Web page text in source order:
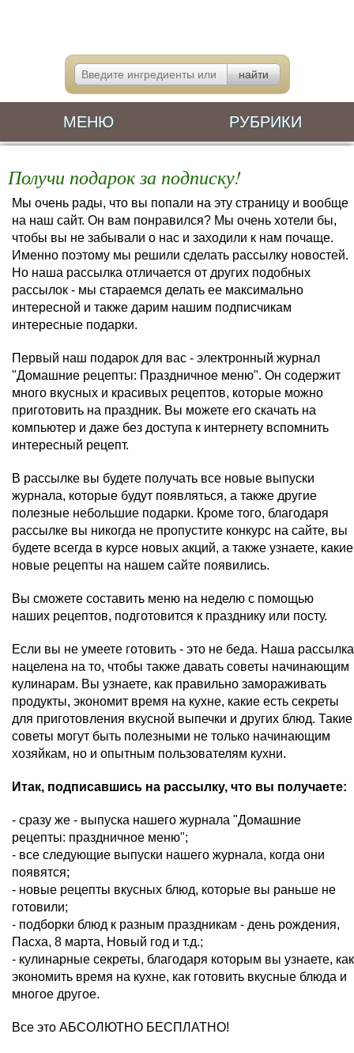
МЕНЮ РУБРИКИ
Получи подарок за подписку!
Мы очень рады, что вы попали на эту страницу и вообще
на наш сайт. Он вам понравился? Мы очень хотели бы,
чтобы вы не забывали о нас и заходили к нам почаще.
Именно поэтому мы решили сделать рассылку новостей.
Но наша рассылка отличается от других подобных
рассылок - мы стараемся делать ее максимально
интересной и также дарим нашим подписчикам
интересные подарки.
Первый наш подарок для вас - электронный журнал
"Домашние рецепты: Праздничное меню". Он содержит
много вкусных и красивых рецептов, которые можно
приготовить на праздник. Вы можете его скачать на
компьютер и даже без доступа к интернету вспомнить
интересный рецепт.
В рассылке вы будете получать все новые выпуски
журнала, которые будут появляться, а также другие
полезные небольшие подарки. Кроме того, благодаря
рассылке вы никогда не пропустите конкурс на сайте, вы
будете всегда в курсе новых акций, а также узнаете, какие
новые рецепты на нашем сайте появились.
Вы сможете составить меню на неделю с помощью
наших рецептов, подготовится к празднику или посту.
Если вы не умеете готовить - это не беда. Наша рассылка
нацелена на то, чтобы также давать советы начинающим
кулинарам. Вы узнаете, как правильно замораживать
продукты, экономит время на кухне, какие есть секреты
для приготовления вкусной выпечки и других блюд. Такие
советы могут быть полезными не только начинающим
хозяйкам, но и опытным пользователям кухни.
Итак, подписавшись на рассылку, что вы получаете:
- сразу же - выпуска нашего журнала "Домашние
рецепты: праздничное меню";
- все следующие выпуски нашего журнала, когда они
появятся;
- новые рецепты вкусных блюд, которые вы раньше не
готовили;
- подборки блюд к разным праздникам - день рождения,
Пасха, 8 марта, Новый год и т.д.;
- кулинарные секреты, благодаря которым вы узнаете, как
экономить время на кухне, как готовить вкусные блюда и
многое другое.
Все это АБСОЛЮТНО БЕСПЛАТНО!